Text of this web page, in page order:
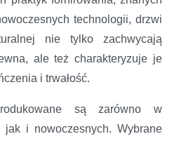
technologii, drzwi
nie tylko zachwycają
ale też charakteryzuje je
i trwałość.
są zarówno w
jak i nowoczesnych. Wybrane